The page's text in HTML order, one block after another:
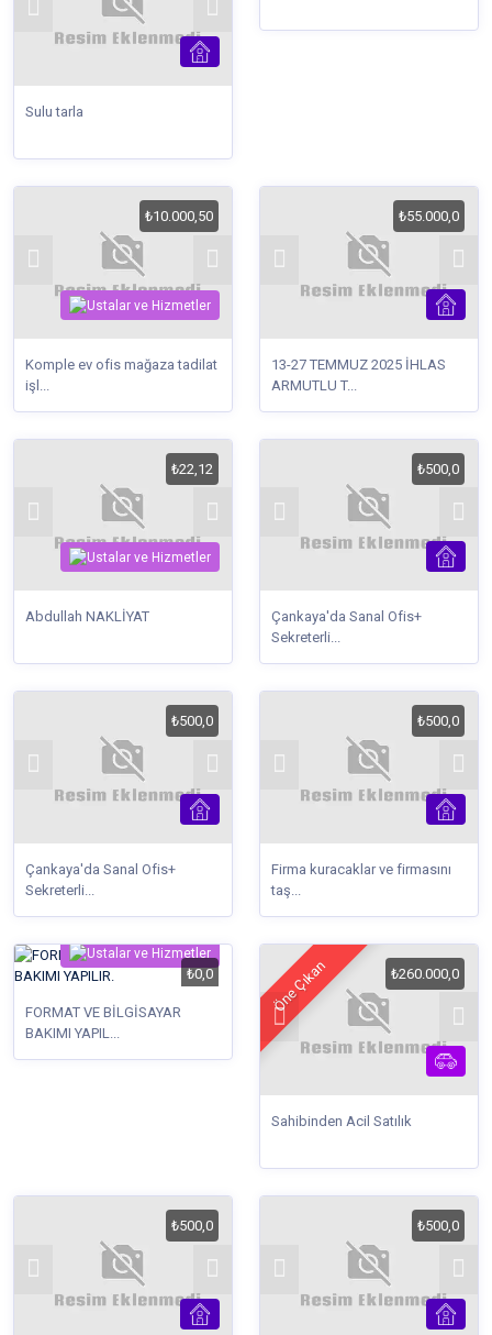
Sulu tarla
₺10.000,50
Komple ev ofis mağaza tadilat
işl...
₺55.000,0
13-27 TEMMUZ 2025 İHLAS
ARMUTLU T...
₺22,12
Abdullah NAKLİYAT
₺500,0
Çankaya'da Sanal Ofis+
Sekreterli...
₺500,0
Çankaya'da Sanal Ofis+
Sekreterli...
₺500,0
Firma kuracaklar ve firmasını
taş...
₺0,0
FORMAT VE BİLGİSAYAR
BAKIMI YAPIL...
Öne Çıkan ₺260.000,0
Sahibinden Acil Satılık
₺500,0 ₺500,0